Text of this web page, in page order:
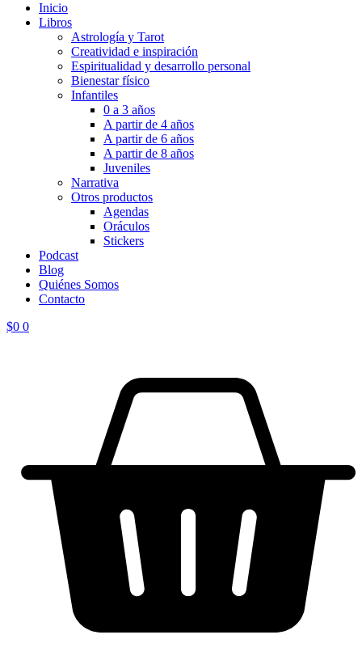
Inicio
Libros
Astrología y Tarot
Creatividad e inspiración
Espiritualidad y desarrollo personal
Bienestar físico
Infantiles
0 a 3 años
A partir de 4 años
A partir de 6 años
A partir de 8 años
Juveniles
Narrativa
Otros productos
Agendas
Oráculos
Stickers
Podcast
Blog
Quiénes Somos
Contacto
$0 0